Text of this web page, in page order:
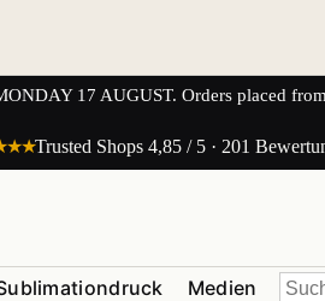
17 AUGUST. Orders placed
Trusted Shops 4,85 / 5 · 201
Medien